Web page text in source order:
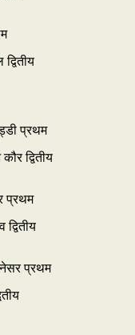
प्रथम
द्वितीय
प्रथम
प्रथम